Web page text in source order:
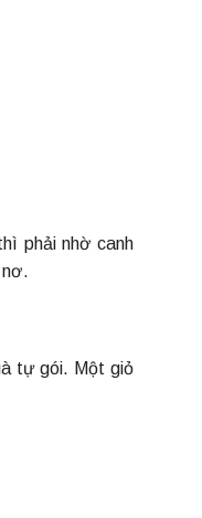
phải nhờ canh
nơ.
tự gói. Một giỏ